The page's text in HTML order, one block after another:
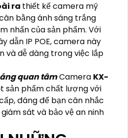
ra thiết kế camera mỹ
bằng ánh sáng trắng
nhấn của sản phẩm. Với
dẫn IP POE, camera này
và dễ dàng trong việc lắp
quan tâmCamera KX-
sản phẩm chất lượng với
đáng để bạn cân nhắc
sát và bảo vệ an ninh